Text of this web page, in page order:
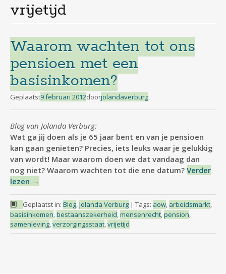
inhoud
vrijetijd
Waarom wachten tot ons
pensioen met een
basisinkomen?
Geplaatst9 februari 2012doorjolandaverburg
Blog van Jolanda Verburg:
Wat ga jij doen als je 65 jaar bent en van je pensioen
kan gaan genieten? Precies, iets leuks waar je gelukkig
van wordt! Maar waarom doen we dat vandaag dan
nog niet? Waarom wachten tot die ene datum? Verder
lezen →
Geplaatst in: Blog,Jolanda Verburg | Tags: aow, arbeidsmarkt,
basisinkomen,bestaanszekerheid,mensenrecht,pension,
samenleving,verzorgingsstaat,vrijetijd